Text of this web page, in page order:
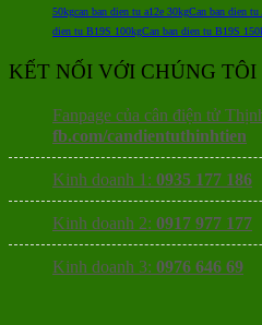
50kgcan ban dien tu a12e 30kgCan ban dien
dien tu B19S 100kgCan ban dien tu B19S
KẾT NỐI VỚI CHÚNG TÔI
Fanpage của cân điện tử
fb.com/candientuthinhtien
Kinh doanh 1: 0935 177 186
Kinh doanh 2: 0917 977 177
Kinh doanh 3: 0976 646 69